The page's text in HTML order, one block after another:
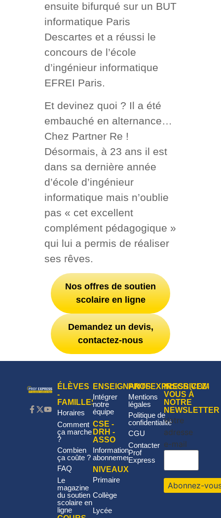
ensuite bifurqué sur un BUT
informatique Paris
Descartes et a réussi le
concours de l’école
d’ingénieur informatique
EFREI Paris.
Et devinez quoi ? Il a été
embauché en alternance…
Chez Partner Re !
Désormais, à 23 ans il est
dans sa dernière année
d’école d’ingénieur
informatique mais n’oublie
pas « cet excellent
complément pédagogique »
qui lui a permis de réaliser
ses rêves.
Nos offres de soutien
scolaire en ligne
Demandez un devis,
contactez-nous
ÉLÈVES
-
FAMILLES
Horaires
Comment
ça marche
?
Combien
ça coûte ?
FAQ
Le
magazine
du soutien
scolaire en
ligne
ENSEIGNANTS
Intégrer
notre
équipe
CSE -
DRH -
ASSO
Informations
abonnement
NIVEAUX
Primaire
Collège
Lycée
PROFEXPRESS.COM
Mentions
légales
Politique de
confidentialité
CGU
Contacter
Prof
Express
INSCRIVEZ-
VOUS À
NOTRE
NEWSLETTER
Votre
adresse
e-mail